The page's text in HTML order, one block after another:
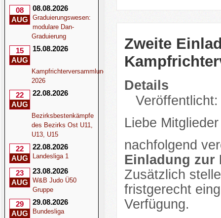
08
AUG
08.08.2026
Graduierungswesen:
modulare Dan-
Graduierung
15
AUG
15.08.2026
Kampfrichterversammlung
2026
22
AUG
22.08.2026
Bezirksbestenkämpfe
des Bezirks Ost U11,
U13, U15
22
AUG
22.08.2026
Landesliga 1
23
AUG
23.08.2026
W&B Judo Ü50
Gruppe
29
AUG
29.08.2026
Bundesliga
Zweite
Details
Liebe
nachfolgend
Einladung zur
Zusätzlich
fristgerecht
Verfügung.